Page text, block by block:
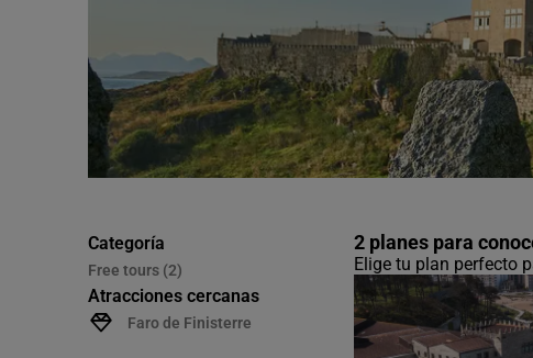
Categoría
Free tours (2)
Atracciones cercanas
Faro de Finisterre
2 planes para
Elige tu plan perfecto